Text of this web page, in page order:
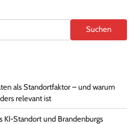
Suchen
als Standortfaktor – und warum
relevant ist
KI-Standort und Brandenburgs